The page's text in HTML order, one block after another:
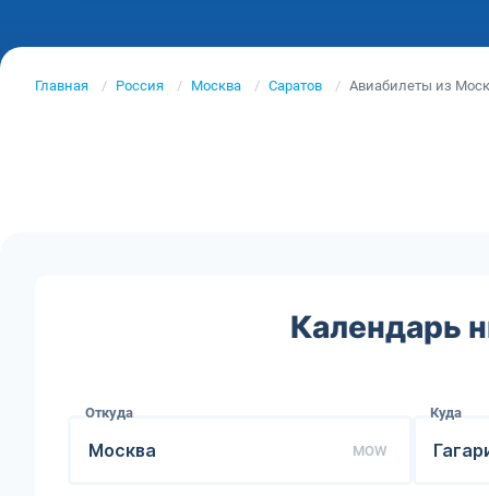
Главная Россия Москва Саратов Авиабилеты из
Календарь
Откуда
MOW
Куда